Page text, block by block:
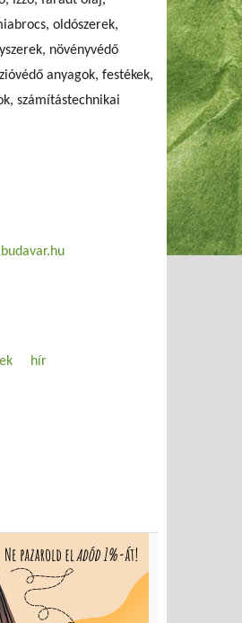
oldószerek,
növényvédő
anyagok, festékek,
számítástechnikai
hír